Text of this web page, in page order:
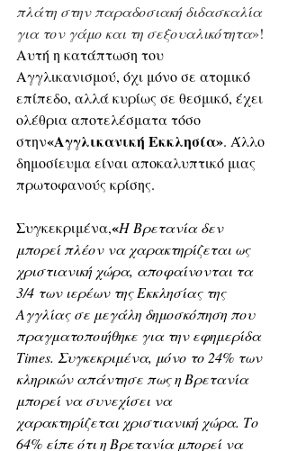
πλάτη στην παραδοσιακή διδασκαλία
για τον γάμο και τη σεξουαλικότητα»!
Αυτή η κατάπτωση του
Αγγλικανισμού, όχι μόνο σε ατομικό
επίπεδο, αλλά κυρίως σε θεσμικό, έχει
ολέθρια αποτελέσματα τόσο
στην«Αγγλικανική Εκκλησία». Άλλο
δημοσίευμα είναι αποκαλυπτικό μιας
πρωτοφανούς κρίσης.
Συγκεκριμένα,«Η Βρετανία δεν
μπορεί πλέον να χαρακτηρίζεται ως
χριστιανική χώρα, αποφαίνονται τα
3/4 των ιερέων της Εκκλησίας της
Αγγλίας σε μεγάλη δημοσκόπηση που
πραγματοποιήθηκε για την εφημερίδα
Times. Συγκεκριμένα, μόνο το 24% των
κληρικών απάντησε πως η Βρετανία
μπορεί να συνεχίσει να
χαρακτηρίζεται χριστιανική χώρα. Το
64% είπε ότι η Βρετανία μπορεί να